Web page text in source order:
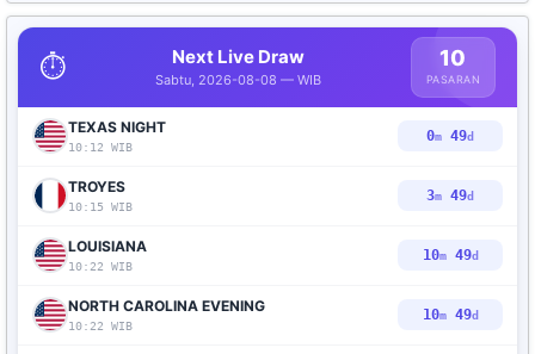
⏱️ Next Live Draw
Sabtu, 2026-08-08 — WIB
10
PASARAN
TEXAS NIGHT
10:12 WIB
0m 48d
TROYES
10:15 WIB
3m 48d
LOUISIANA
10:22 WIB
10m48d
NORTH CAROLINA EVENING
10:22 WIB
10m48d